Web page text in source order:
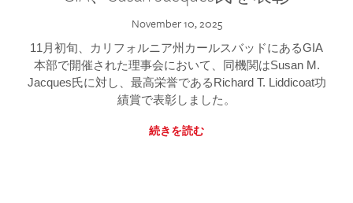
November 10, 2025
11月初旬、カリフォルニア州カールスバッドにあるGIA
本部で開催された理事会において、同機関はSusan M.
Jacques氏に対し、最高栄誉であるRichard T. Liddicoat功
績賞で表彰しました。
続きを読む